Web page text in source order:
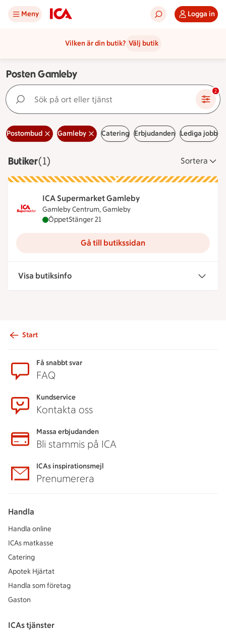
Meny Logga in
Vilken är din butik? Välj butik
Posten Gamleby
Sök på ort eller tjänst 2
Postombud Gamleby Catering Erbjudanden Lediga jobb
ButikerVisar 1 stycken
(1) Sortera
ICA Supermarket Gamleby
Gamleby Centrum, Gamleby
ICA Supermarket Gamleby är öppen nu, stänger
ÖppetStänger 21
Gå till butikssidan
Visa butiksinfo
Start
Få snabbt svar
FAQ
Kundservice
Kontakta oss
Massa erbjudanden
Bli stammis på ICA
ICAs inspirationsmejl
Prenumerera
Handla
Handla online
ICAs matkasse
Catering
Apotek Hjärtat
Handla som företag
Gaston
ICAs tjänster